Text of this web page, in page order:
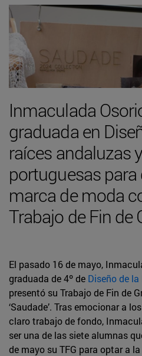
Inmaculada
graduada en
raíces andaluzas y
portuguesas para
marca de moda
Trabajo de Fin de
El pasado 16 de mayo,
graduada de 4º de Diseño de
presentó su Trabajo de Fin de
‘Saudade’. Tras emocionar a
claro trabajo de fondo,
ser una de las siete alumnas
de mayo su TFG para optar a